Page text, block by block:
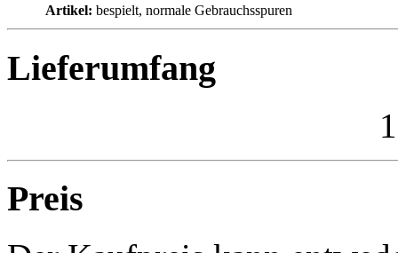
Artikel: bespielt, normale Gebrauchsspuren
Lieferumfang
Preis